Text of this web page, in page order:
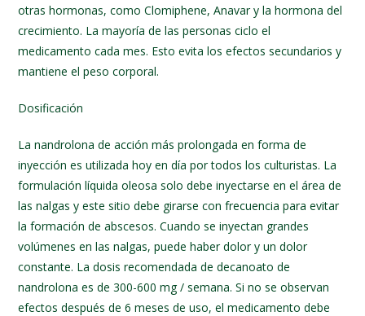
otras hormonas, como Clomiphene, Anavar y la hormona del
crecimiento. La mayoría de las personas ciclo el
medicamento cada mes. Esto evita los efectos secundarios y
mantiene el peso corporal.
Dosificación
La nandrolona de acción más prolongada en forma de
inyección es utilizada hoy en día por todos los culturistas. La
formulación líquida oleosa solo debe inyectarse en el área de
las nalgas y este sitio debe girarse con frecuencia para evitar
la formación de abscesos. Cuando se inyectan grandes
volúmenes en las nalgas, puede haber dolor y un dolor
constante. La dosis recomendada de decanoato de
nandrolona es de 300-600 mg / semana. Si no se observan
efectos después de 6 meses de uso, el medicamento debe